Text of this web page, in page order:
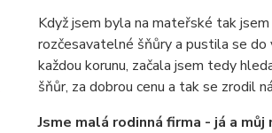
Když jsem byla na mateřské tak
rozčesavatelné šňůry a pustila se do
každou korunu, začala jsem tedy
šňůr, za dobrou cenu a tak se zrodil
Jsme malá rodinná firma - já a